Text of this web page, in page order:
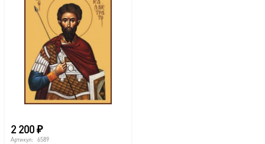
2 200₽
Артикул: 6589